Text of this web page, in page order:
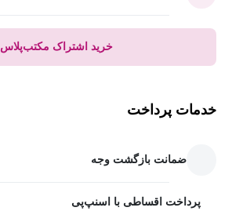
خرید اشتراک مکتب‌پلاس
خدمات پرداخت
ضمانت بازگشت وجه
پرداخت اقساطی با اسنپ‌پی